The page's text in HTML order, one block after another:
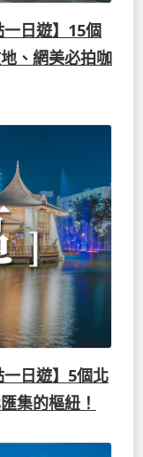
日遊】15個
、網美必拍咖
日遊】5個北
集的樞紐！